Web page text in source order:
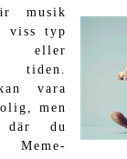
musik
viss typ
eller
tiden.
vara
men
där du
Meme-